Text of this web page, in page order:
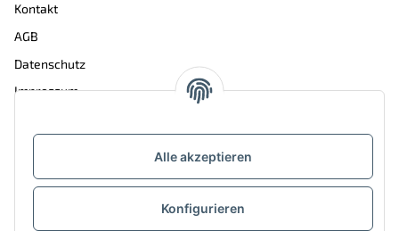
Alle akzeptieren
Konfigurieren
Kontakt
AGB
Datenschutz
Impressum
ÜBER BAKO SHOP
Über uns